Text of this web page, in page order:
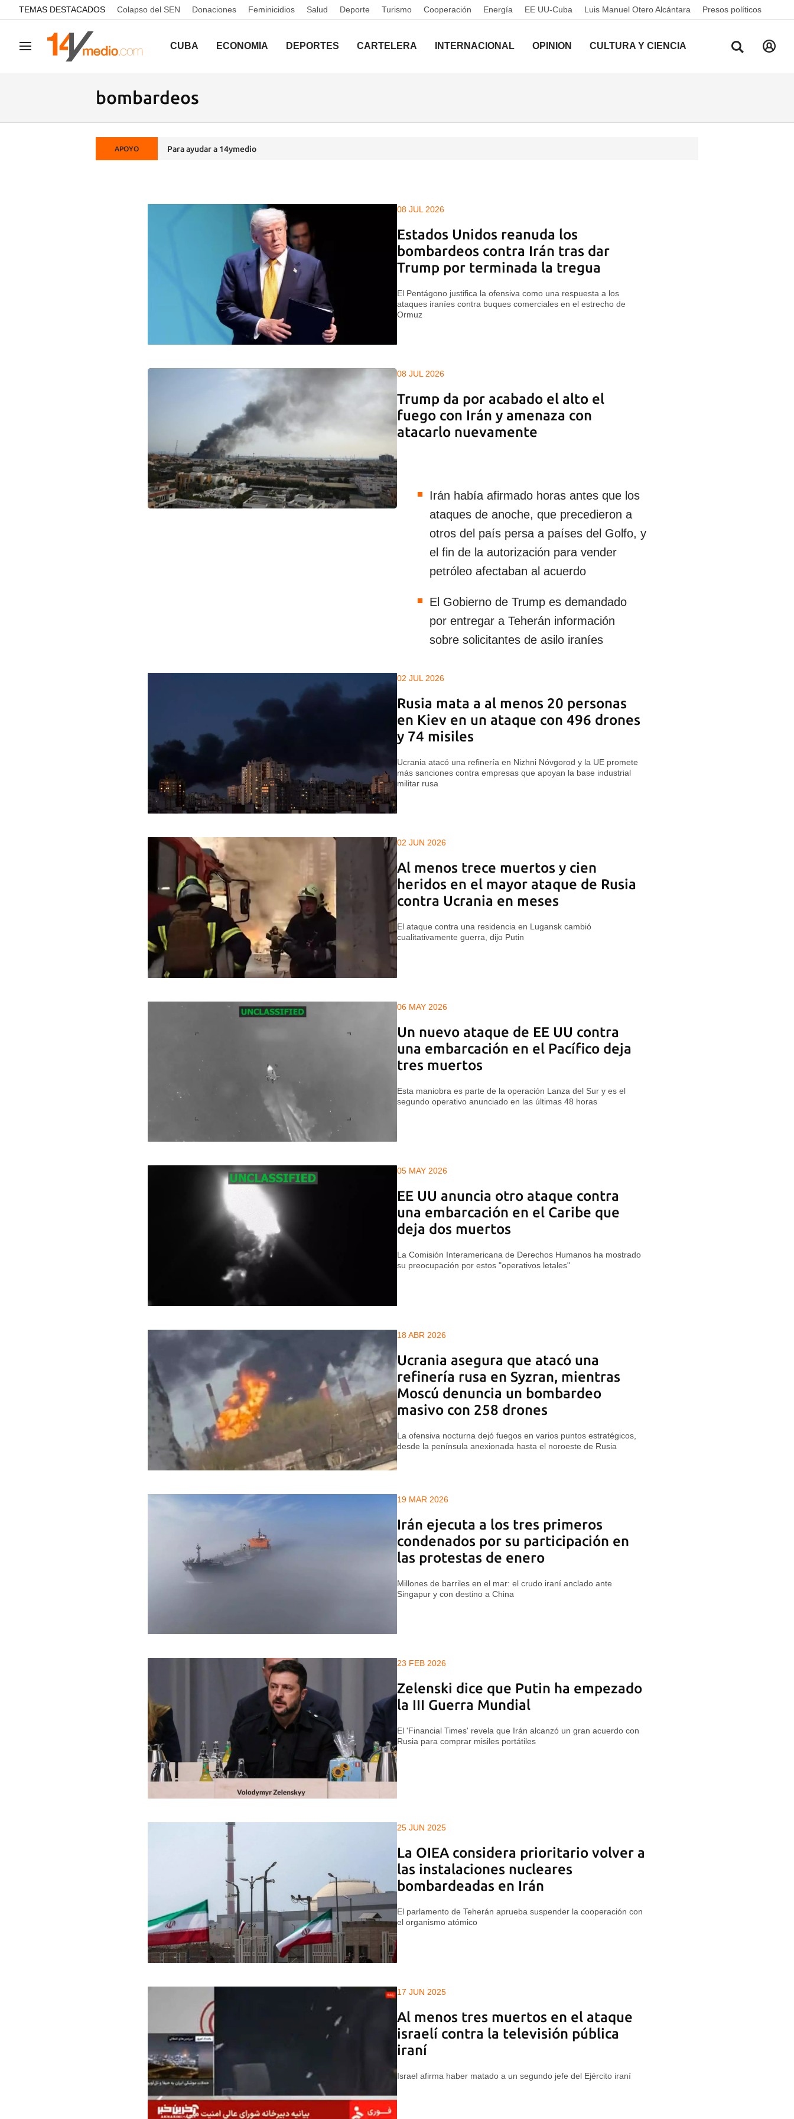
common.go-to-content
TEMAS DESTACADOS Colapso del SEN Donaciones Feminicidios Salud Deporte Turismo Cooperación Energía EE UU-Cuba Luis Manuel Otero Alcántara Presos políticos
Navegación CUBA ECONOMÍA DEPORTES CARTELERA INTERNACIONAL OPINIÓN CULTURA Y CIENCIA
bombardeos
APOYO Para ayudar a 14ymedio
08 JUL 2026
Estados Unidos reanuda los
bombardeos contra Irán tras dar
Trump por terminada la tregua
El Pentágono justifica la ofensiva como una respuesta a los
ataques iraníes contra buques comerciales en el estrecho de
Ormuz
08 JUL 2026
Trump da por acabado el alto el
fuego con Irán y amenaza con
atacarlo nuevamente
Irán había afirmado horas antes que los
ataques de anoche, que precedieron a
otros del país persa a países del Golfo, y
el fin de la autorización para vender
petróleo afectaban al acuerdo
El Gobierno de Trump es demandado
por entregar a Teherán información
sobre solicitantes de asilo iraníes
02 JUL 2026
Rusia mata a al menos 20 personas
en Kiev en un ataque con 496 drones
y 74 misiles
Ucrania atacó una refinería en Nizhni Nóvgorod y la UE promete
más sanciones contra empresas que apoyan la base industrial
militar rusa
02 JUN 2026
Al menos trece muertos y cien
heridos en el mayor ataque de Rusia
contra Ucrania en meses
El ataque contra una residencia en Lugansk cambió
cualitativamente guerra, dijo Putin
06 MAY 2026
Un nuevo ataque de EE UU contra
una embarcación en el Pacífico deja
tres muertos
Esta maniobra es parte de la operación Lanza del Sur y es el
segundo operativo anunciado en las últimas 48 horas
05 MAY 2026
EE UU anuncia otro ataque contra
una embarcación en el Caribe que
deja dos muertos
La Comisión Interamericana de Derechos Humanos ha mostrado
su preocupación por estos "operativos letales"
18 ABR 2026
Ucrania asegura que atacó una
refinería rusa en Syzran, mientras
Moscú denuncia un bombardeo
masivo con 258 drones
La ofensiva nocturna dejó fuegos en varios puntos estratégicos,
desde la península anexionada hasta el noroeste de Rusia
19 MAR 2026
Irán ejecuta a los tres primeros
condenados por su participación en
las protestas de enero
Millones de barriles en el mar: el crudo iraní anclado ante
Singapur y con destino a China
23 FEB 2026
Zelenski dice que Putin ha empezado
la III Guerra Mundial
El 'Financial Times' revela que Irán alcanzó un gran acuerdo con
Rusia para comprar misiles portátiles
25 JUN 2025
La OIEA considera prioritario volver a
las instalaciones nucleares
bombardeadas en Irán
El parlamento de Teherán aprueba suspender la cooperación con
el organismo atómico
17 JUN 2025
Al menos tres muertos en el ataque
israelí contra la televisión pública
iraní
Israel afirma haber matado a un segundo jefe del Ejército iraní